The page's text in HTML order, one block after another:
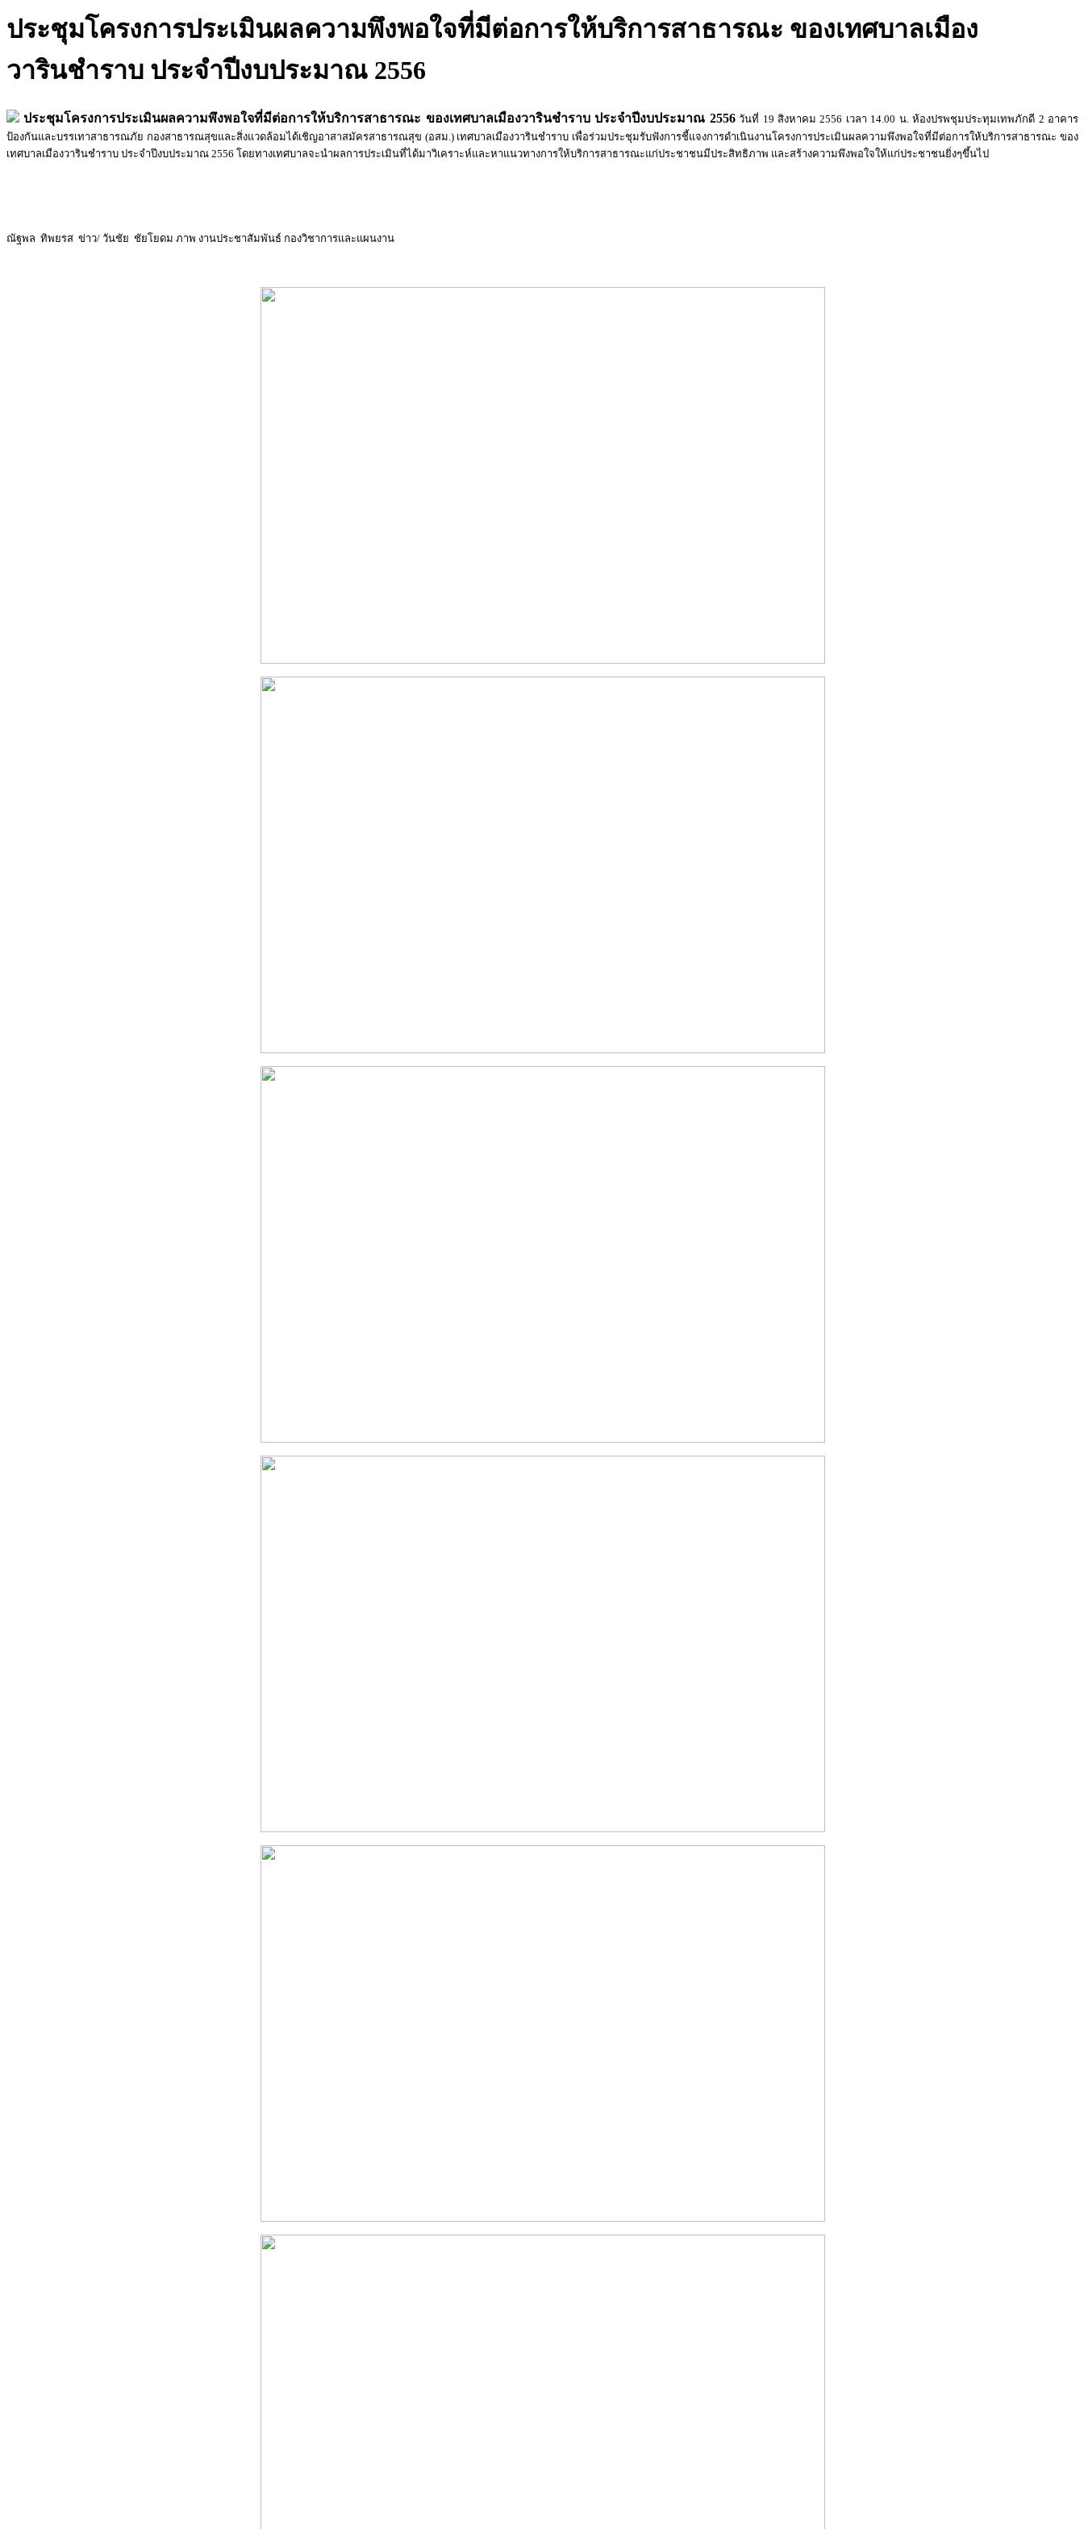
ประชุมโครงการประเมินผลความพึงพอใจที่มีต่อการให้บริการสาธารณะ ของเทศบาลเมือง
วารินชำราบ ประจำปีงบประมาณ 2556
ประชุมโครงการประเมินผลความพึงพอใจที่มีต่อการให้บริการสาธารณะ ของเทศบาลเมืองวารินชำราบ ประจำปีงบประมาณ 2556วันที่ 19 สิงหาคม 2556 เวลา 14.00 น. ห้องปรพชุมประทุมเทพภักดี 2 อาคาร
ป้องกันและบรรเทาสาธารณภัย กองสาธารณสุขและสิ่งแวดล้อมได้เชิญอาสาสมัครสาธารณสุข (อสม.) เทศบาลเมืองวารินชำราบ เพื่อร่วมประชุมรับฟังการชี้แจงการดำเนินงานโครงการประเมินผลความพึงพอใจที่มีต่อการให้บริการสาธารณะ ของ
เทศบาลเมืองวารินชำราบ ประจำปีงบประมาณ 2556 โดยทางเทศบาลจะนำผลการประเมินที่ได้มาวิเคราะห์และหาแนวทางการให้บริการสาธารณะแก่ประชาชนมีประสิทธิภาพ และสร้างความพึงพอใจให้แก่ประชาชนยิ่งๆขึ้นไป
ณัฐพล ทิพยรส ข่าว/ วันชัย ชัยโยดม ภาพ งานประชาสัมพันธ์ กองวิชาการและแผนงาน